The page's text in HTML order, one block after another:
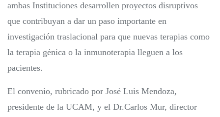
ambas Instituciones desarrollen proyectos disruptivos
que contribuyan a dar un paso importante en
investigación traslacional para que nuevas terapias como
la terapia génica o la inmunoterapia lleguen a los
pacientes.
El convenio, rubricado por José Luis Mendoza,
presidente de la UCAM, y el Dr.Carlos Mur, director